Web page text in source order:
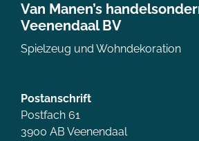
Van Manen’s
Veenendaal BV
Spielzeug und Wohndekoration
Postanschrift
Postfach 61
3900 AB Veenendaal